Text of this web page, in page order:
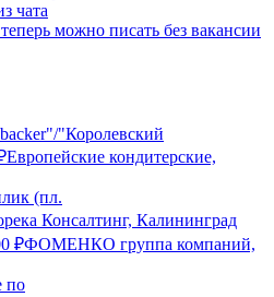
можно писать без вакансии
"Королевский
Европейские кондитерские,
(пл.
Консалтинг, Калининград
₽ФОМЕНКО группа компаний,
по